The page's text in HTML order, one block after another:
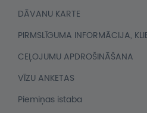
DĀVANU KARTE
PIRMSLĪGUMA INFORMĀCIJA,
CEĻOJUMU APDROŠINĀŠANA
VĪZU ANKETAS
Piemiņas istaba